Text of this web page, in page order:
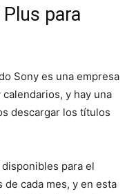
para
Sony es una empresa
y hay una
descargar los títulos
para el
cada mes, y en esta